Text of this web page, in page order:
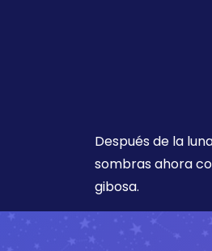
Después de la
sombras ahora
gibosa.